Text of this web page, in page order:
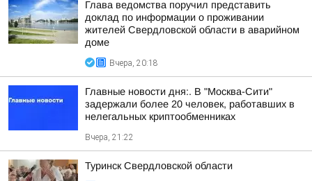
Глава ведомства поручил представить
доклад по информации о проживании
жителей Свердловской области в аварийном
доме
Вчера, 20:18
Главные новости дня:. В "Москва-Сити"
задержали более 20 человек, работавших в
нелегальных криптообменниках
Вчера, 21:22
Туринск Свердловской области